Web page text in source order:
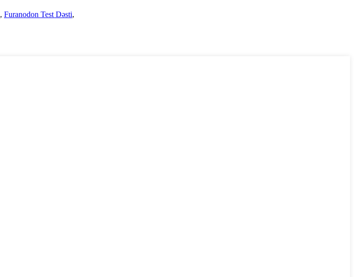
, Furanodon Test Dəsti,